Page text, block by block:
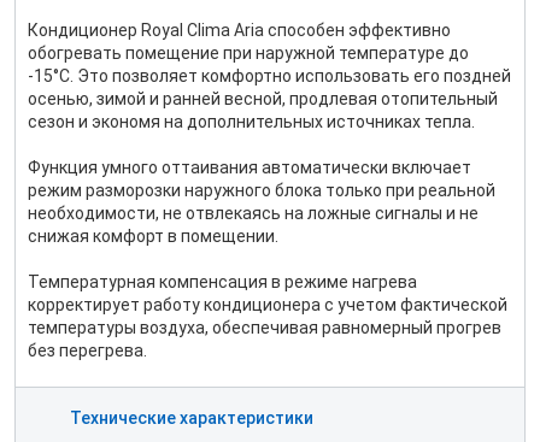
Кондиционер Royal Clima Aria способен эффективно
обогревать помещение при наружной температуре до
-15°C. Это позволяет комфортно использовать его поздней
осенью, зимой и ранней весной, продлевая отопительный
сезон и экономя на дополнительных источниках тепла.
Функция умного оттаивания автоматически включает
режим разморозки наружного блока только при реальной
необходимости, не отвлекаясь на ложные сигналы и не
снижая комфорт в помещении.
Температурная компенсация в режиме нагрева
корректирует работу кондиционера с учетом фактической
температуры воздуха, обеспечивая равномерный прогрев
без перегрева.
Технические характеристики